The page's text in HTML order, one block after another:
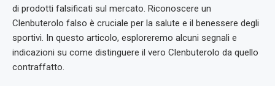
di prodotti falsificati sul mercato. Riconoscere un
Clenbuterolo falso è cruciale per la salute e il benessere degli
sportivi. In questo articolo, esploreremo alcuni segnali e
indicazioni su come distinguere il vero Clenbuterolo da quello
contraffatto.